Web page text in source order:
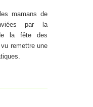
les mamans de
par la
la fête des
remettre une